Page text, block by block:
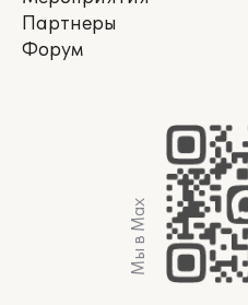
Партнеры
Форум
Мы в Max